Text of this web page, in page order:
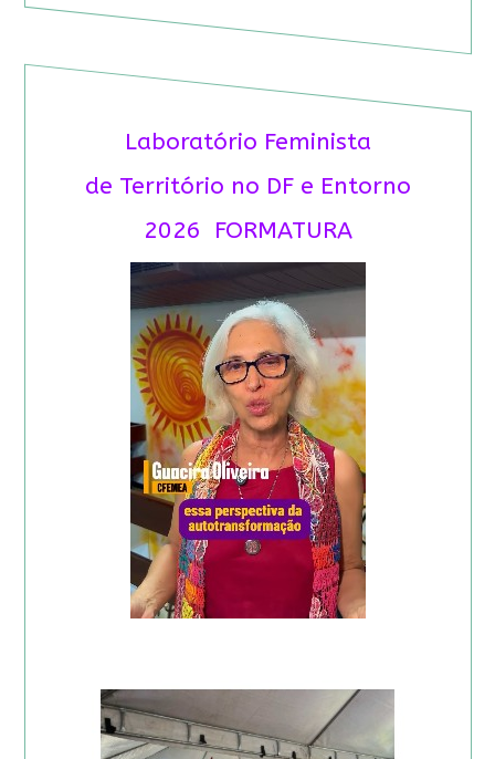
Laboratório Feminista
de Território no DF e Entorno
2026 FORMATURA